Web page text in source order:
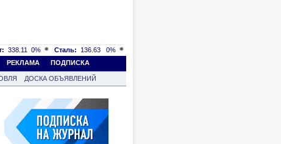
338.11 0% Сталь: 136.63
0%
РЕКЛАМА ПОДПИСКА
ДОСКА ОБЪЯВЛЕНИЙ